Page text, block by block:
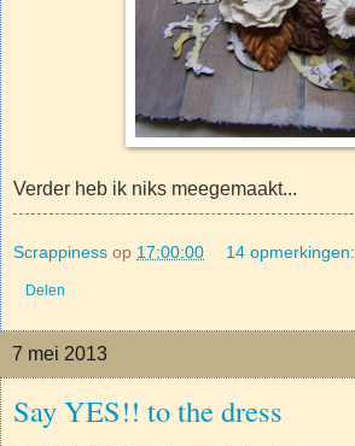
Verder heb ik niks meegemaakt...
Scrappiness op 17:00:00 14 opmerkingen:
Delen
7 mei 2013
Say YES!! to the dress